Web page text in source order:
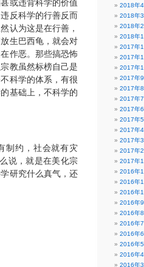
或违背科学的价值
反科学的行善反而
认为这是在行善，
生巴西龟，就会对
作恶。那些搞恐怖
教虽然标榜自己是
科学的体系，有很
基础上，不科学的
制约，社会就有灾
说，就是在美化宗
研究什么真气，还
2018年4
2018年3
2018年2
2018年1
2017年
2017年
2017年
2017年9
2017年8
2017年7
2017年6
2017年5
2017年4
2017年3
2017年2
2017年1
2016年
2016年
2016年
2016年9
2016年8
2016年7
2016年6
2016年5
2016年4
2016年3